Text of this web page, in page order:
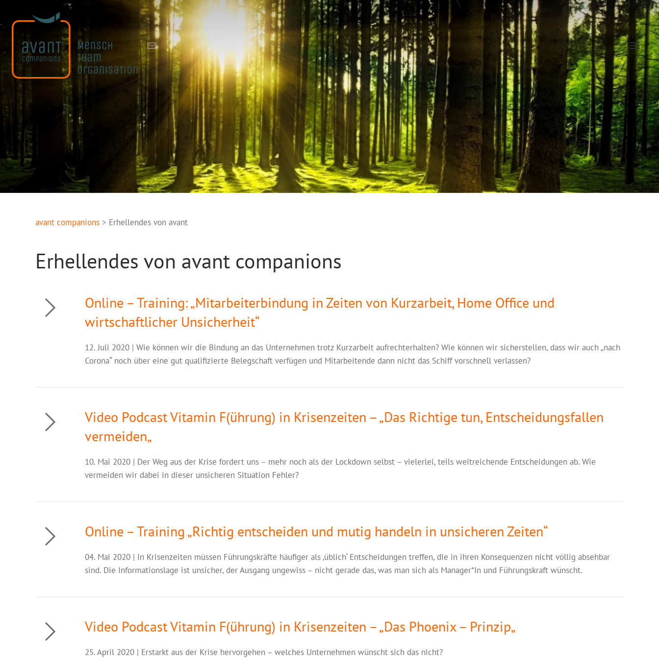
Zum Hauptinhalt springen
avant companions > Erhellendes von avant
Erhellendes von avant companions
Online – Training: „Mitarbeiterbindung in Zeiten von Kurzarbeit, Home Office und
wirtschaftlicher Unsicherheit“
12. Juli 2020 | Wie können wir die Bindung an das Unternehmen trotz Kurzarbeit aufrechterhalten? Wie können wir sicherstellen, dass wir auch „nach
Corona“ noch über eine gut qualifizierte Belegschaft verfügen und Mitarbeitende dann nicht das Schiff vorschnell verlassen?
Video Podcast Vitamin F(ührung) in Krisenzeiten – „Das Richtige tun, Entscheidungsfallen
vermeiden„
10. Mai 2020 | Der Weg aus der Krise fordert uns – mehr noch als der Lockdown selbst – vielerlei, teils weitreichende Entscheidungen ab. Wie
vermeiden wir dabei in dieser unsicheren Situation Fehler?
Online – Training „Richtig entscheiden und mutig handeln in unsicheren Zeiten“
04. Mai 2020 | In Krisenzeiten müssen Führungskräfte häufiger als ‚üblich‘ Entscheidungen treffen, die in ihren Konsequenzen nicht völlig absehbar
sind. Die Informationslage ist unsicher, der Ausgang ungewiss – nicht gerade das, was man sich als Manager*In und Führungskraft wünscht.
Video Podcast Vitamin F(ührung) in Krisenzeiten – „Das Phoenix – Prinzip„
25. April 2020 | Erstarkt aus der Krise hervorgehen – welches Unternehmen wünscht sich das nicht?